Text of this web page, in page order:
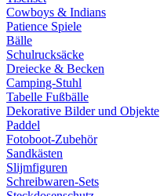
Cowboys & Indians
Patience Spiele
Bälle
Schulrucksäcke
Dreiecke & Becken
Camping-Stuhl
Tabelle Fußbälle
Dekorative Bilder und Objekte
Paddel
Fotoboot-Zubehör
Sandkästen
Slijmfiguren
Schreibwaren-Sets